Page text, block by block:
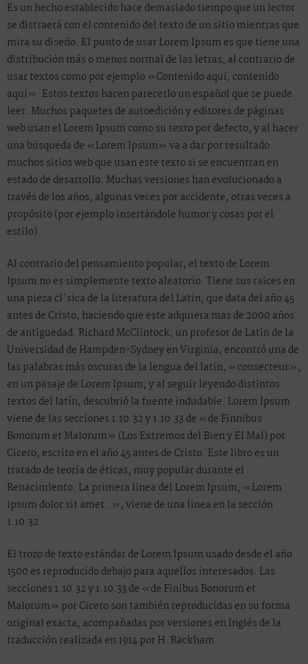
Es un hecho establecido hace demasiado tiempo que un lector
se distraerá con el contenido del texto de un sitio mientras que
mira su diseño. El punto de usar Lorem Ipsum es que tiene una
distribución más o menos normal de las letras, al contrario de
usar textos como por ejemplo «Contenido aquí, contenido
aquí». Estos textos hacen parecerlo un español que se puede
leer. Muchos paquetes de autoedición y editores de páginas
web usan el Lorem Ipsum como su texto por defecto, y al hacer
una búsqueda de «Lorem Ipsum» va a dar por resultado
muchos sitios web que usan este texto si se encuentran en
estado de desarrollo. Muchas versiones han evolucionado a
través de los años, algunas veces por accidente, otras veces a
propósito (por ejemplo insertándole humor y cosas por el
estilo).
Al contrario del pensamiento popular, el texto de Lorem
Ipsum no es simplemente texto aleatorio. Tiene sus raices en
una pieza cl´sica de la literatura del Latin, que data del año 45
antes de Cristo, haciendo que este adquiera mas de 2000 años
de antiguedad. Richard McClintock, un profesor de Latin de la
Universidad de Hampden-Sydney en Virginia, encontró una de
las palabras más oscuras de la lengua del latín, «consecteur»,
en un pasaje de Lorem Ipsum, y al seguir leyendo distintos
textos del latín, descubrió la fuente indudable. Lorem Ipsum
viene de las secciones 1.10.32 y 1.10.33 de «de Finnibus
Bonorum et Malorum» (Los Extremos del Bien y El Mal) por
Cicero, escrito en el año 45 antes de Cristo. Este libro es un
tratado de teoría de éticas, muy popular durante el
Renacimiento. La primera linea del Lorem Ipsum, «Lorem
ipsum dolor sit amet..», viene de una linea en la sección
1.10.32
El trozo de texto estándar de Lorem Ipsum usado desde el año
1500 es reproducido debajo para aquellos interesados. Las
secciones 1.10.32 y 1.10.33 de «de Finibus Bonorum et
Malorum» por Cicero son también reproducidas en su forma
original exacta, acompañadas por versiones en Inglés de la
traducción realizada en 1914 por H. Rackham.